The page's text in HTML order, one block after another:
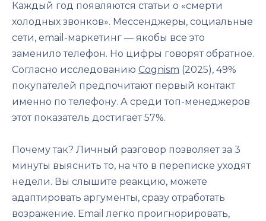
Каждый год появляются статьи о «смерти
холодных звонков». Мессенджеры, социальные
сети, email-маркетинг — якобы все это
заменило телефон. Но цифры говорят обратное.
Согласно исследованию Cognism (2025), 49%
покупателей предпочитают первый контакт
именно по телефону. А среди топ-менеджеров
этот показатель достигает 57%.
Почему так? Личный разговор позволяет за 3
минуты выяснить то, на что в переписке уходят
недели. Вы слышите реакцию, можете
адаптировать аргументы, сразу отработать
возражение. Email легко проигнорировать,